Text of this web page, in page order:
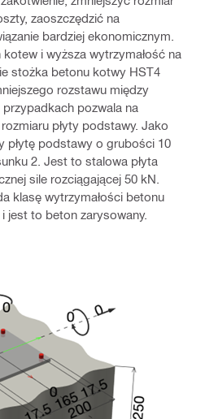
zaoszczędzić na
bardziej ekonomicznym.
i wyższa wytrzymałość na
stożka betonu kotwy HST4
rozstawu między
pozwala na
płyty podstawy. Jako
płytę podstawy o grubości 10
2. Jest to stalowa płyta
sile rozciągającej 50 kN.
klasę wytrzymałości betonu
jest to beton zarysowany.